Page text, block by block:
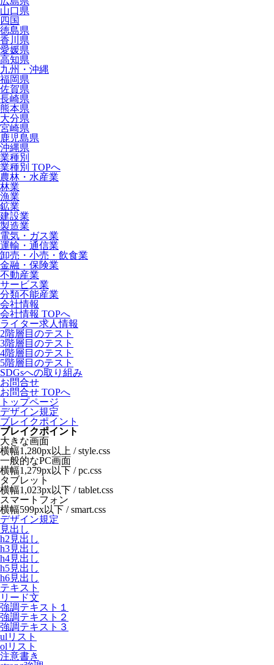
山口県
四国
徳島県
香川県
愛媛県
高知県
九州・沖縄
福岡県
佐賀県
長崎県
熊本県
大分県
宮崎県
鹿児島県
沖縄県
業種別
業種別 TOPへ
農林・水産業
林業
漁業
鉱業
建設業
製造業
電気・ガス業
運輸・通信業
卸売・小売・飲食業
金融・保険業
不動産業
サービス業
分類不能産業
会社情報
会社情報 TOPへ
ライター求人情報
2階層目のテスト
3階層目のテスト
4階層目のテスト
5階層目のテスト
SDGsへの取り組み
お問合せ
お問合せ TOPへ
トップページ
デザイン規定
ブレイクポイント
ブレイクポイント
大きな画面
横幅1,280px以上 / style.css
一般的なPC画面
横幅1,279px以下 / pc.css
タブレット
横幅1,023px以下 / tablet.css
スマートフォン
横幅599px以下 / smart.css
デザイン規定
見出し
h2見出し
h3見出し
h4見出し
h5見出し
h6見出し
テキスト
リード文
強調テキスト１
強調テキスト２
強調テキスト３
ulリスト
olリスト
注意書き